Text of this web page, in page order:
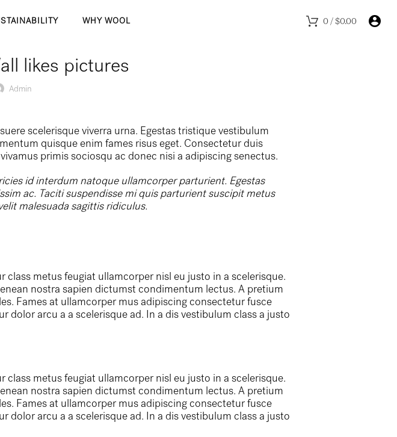
WHY WOOL 0/$0.00
likes pictures
Admin
scelerisque viverra urna. Egestas tristique vestibulum
quisque enim fames risus eget. Consectetur duis
primis sociosqu ac donec nisi a adipiscing senectus.
id interdum natoque ullamcorper parturient. Egestas
ac. Taciti suspendisse mi quis parturient suscipit metus
malesuada sagittis ridiculus.
metus feugiat ullamcorper nisl eu justo in a scelerisque.
nostra sapien dictumst condimentum lectus. A pretium
Fames at ullamcorper mus adipiscing consectetur fusce
arcu a a scelerisque ad. In a dis vestibulum class a justo
metus feugiat ullamcorper nisl eu justo in a scelerisque.
nostra sapien dictumst condimentum lectus. A pretium
Fames at ullamcorper mus adipiscing consectetur fusce
arcu a a scelerisque ad. In a dis vestibulum class a justo